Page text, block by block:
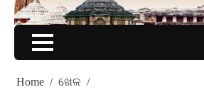
Home
ଖେଳ